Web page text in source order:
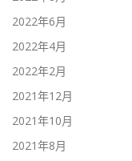
2022年6月
2022年4月
2022年2月
2021年12月
2021年10月
2021年8月